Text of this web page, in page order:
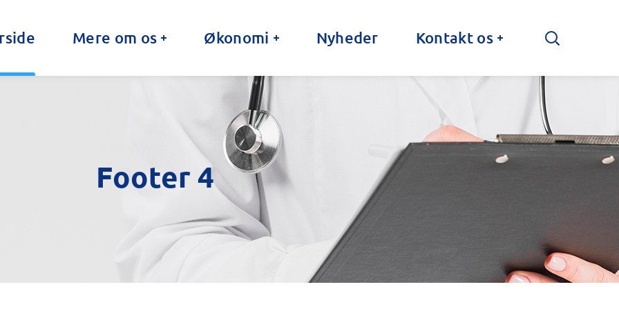
Mere om os Økonomi Nyheder Kontakt os
Footer 4